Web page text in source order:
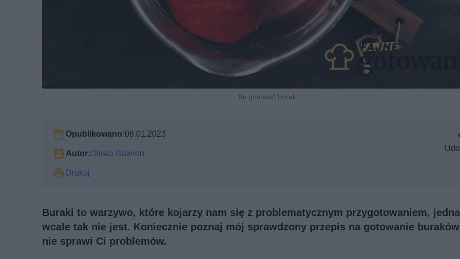
Ile gotować buraki
Opublikowano:08.01.2023
Autor:Oliwia Gawron
Drukuj
Buraki to warzywo, które kojarzy nam się z problematycznym przygotowaniem,
wcale tak nie jest. Koniecznie poznaj mój sprawdzony przepis na gotowanie
nie sprawi Ci problemów.